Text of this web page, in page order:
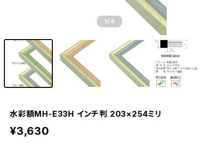
1 /4
水彩額MH-E33H インチ判 203×254ミリ
¥3,630